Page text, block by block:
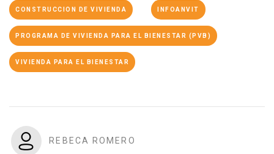
CONSTRUCCION DE VIVIENDA INFOANVIT
PROGRAMA DE VIVIENDA PARA EL BIENESTAR (PVB)
VIVIENDA PARA EL BIENESTAR
REBECA ROMERO